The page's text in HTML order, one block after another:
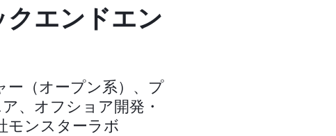
エンドエン
ー（オープン系）、プ
、オフショア開発・
モンスターラボ